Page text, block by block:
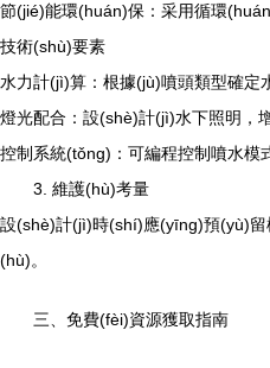
節(jié)能環(huán)保：采用循環
技術(shù)要素
水力計(jì)算：根據(jù)噴頭類型確定
燈光配合：設(shè)計(jì)水下照明，
控制系統(tǒng)：可編程控制噴水模
3. 維護(hù)考量
設(shè)計(jì)時(shí)應(yīng)預(yù)
(hù)。
三、免費(fèi)資源獲取指南